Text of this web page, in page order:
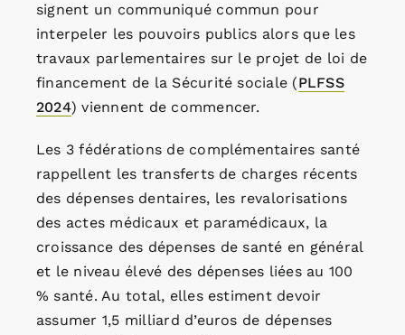
signent un communiqué commun pour
interpeler les pouvoirs publics alors que les
travaux parlementaires sur le projet de loi de
financement de la Sécurité sociale (PLFSS
2024) viennent de commencer.
Les 3 fédérations de complémentaires santé
rappellent les transferts de charges récents
des dépenses dentaires, les revalorisations
des actes médicaux et paramédicaux, la
croissance des dépenses de santé en général
et le niveau élevé des dépenses liées au 100
% santé. Au total, elles estiment devoir
assumer 1,5 milliard d’euros de dépenses